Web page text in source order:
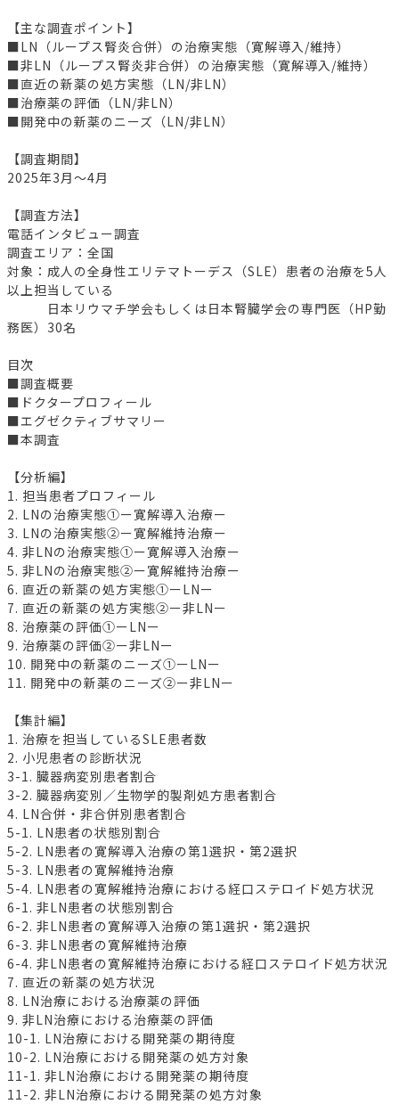
【主な調査ポイント】
■LN（ループス腎炎合併）の治療実態（寛解導入/維持）
■非LN（ループス腎炎非合併）の治療実態（寛解導入/維持）
■直近の新薬の処方実態（LN/非LN）
■治療薬の評価（LN/非LN）
■開発中の新薬のニーズ（LN/非LN）
【調査期間】
2025年3月～4月
【調査方法】
電話インタビュー調査
調査エリア：全国
対象：成人の全身性エリテマトーデス（SLE）患者の治療を5人
以上担当している
日本リウマチ学会もしくは日本腎臓学会の専門医（HP勤
務医）30名
目次
■調査概要
■ドクタープロフィール
■エグゼクティブサマリー
■本調査
【分析編】
1. 担当患者プロフィール
2. LNの治療実態①ー寛解導入治療ー
3. LNの治療実態②ー寛解維持治療ー
4. 非LNの治療実態①ー寛解導入治療ー
5. 非LNの治療実態②ー寛解維持治療ー
6. 直近の新薬の処方実態①ーLNー
7. 直近の新薬の処方実態②ー非LNー
8. 治療薬の評価①ーLNー
9. 治療薬の評価②ー非LNー
10. 開発中の新薬のニーズ①ーLNー
11. 開発中の新薬のニーズ②ー非LNー
【集計編】
1. 治療を担当しているSLE患者数
2. 小児患者の診断状況
3-1. 臓器病変別患者割合
3-2. 臓器病変別／生物学的製剤処方患者割合
4. LN合併・非合併別患者割合
5-1. LN患者の状態別割合
5-2. LN患者の寛解導入治療の第1選択・第2選択
5-3. LN患者の寛解維持治療
5-4. LN患者の寛解維持治療における経口ステロイド処方状況
6-1. 非LN患者の状態別割合
6-2. 非LN患者の寛解導入治療の第1選択・第2選択
6-3. 非LN患者の寛解維持治療
6-4. 非LN患者の寛解維持治療における経口ステロイド処方状況
7. 直近の新薬の処方状況
8. LN治療における治療薬の評価
9. 非LN治療における治療薬の評価
10-1. LN治療における開発薬の期待度
10-2. LN治療における開発薬の処方対象
11-1. 非LN治療における開発薬の期待度
11-2. 非LN治療における開発薬の処方対象